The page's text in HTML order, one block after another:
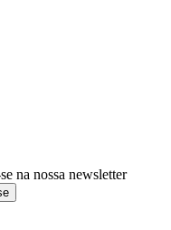
na nossa newsletter